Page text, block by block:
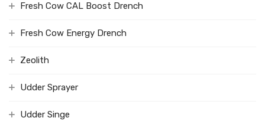
Fresh Cow CAL Boost Drench
Fresh Cow Energy Drench
Zeolith
Udder Sprayer
Udder Singe